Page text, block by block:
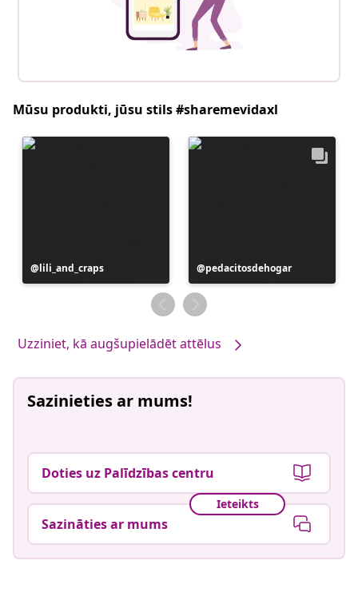
Mūsu produkti, jūsu stils #sharemevidaxl
Ierakstu
publicējis
lili_and_craps
Ierakstu
publicējis
pedacitosdehogar
Uzziniet, kā augšupielādēt attēlus
Sazinieties ar mums!
Doties uz Palīdzības centru
Ieteikts
Sazināties ar mums